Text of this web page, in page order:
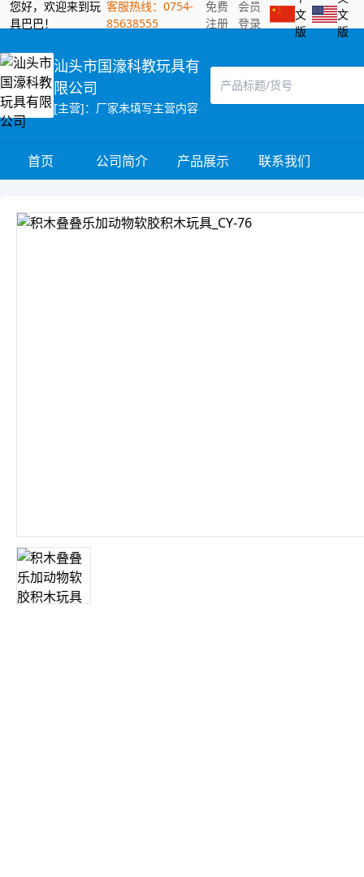
您好，欢迎来到玩
具巴巴！
客服热线：0754-
85638555
免费
注册
会员
登录
文
版
文
版
汕头市国濠科教玩具有
限公司
[主营]：厂家未填写主营内容
首页 公司简介 产品展示 联系我们